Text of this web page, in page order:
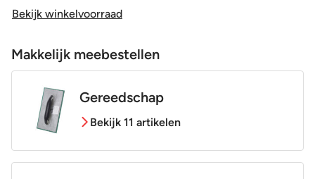
Sortering
Craquelé
Bekijk winkelvoorraad
Makkelijk meebestellen
Gereedschap
Bekijk 11 artikelen